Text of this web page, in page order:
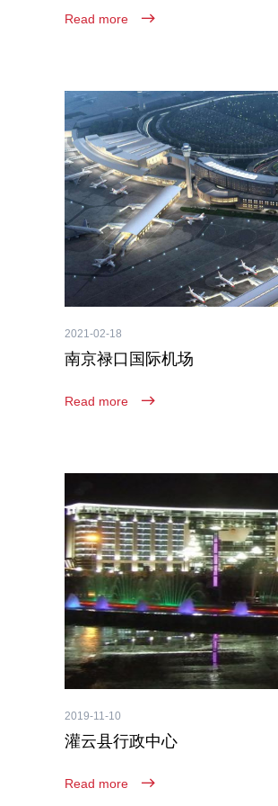
Read more
2021-02-18
南京禄口国际机场
Read more
2019-11-10
灌云县行政中心
Read more